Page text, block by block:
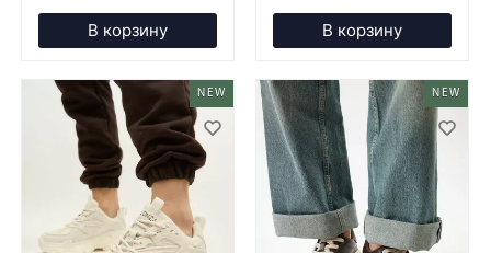
В корзину В корзину
NEW NEW